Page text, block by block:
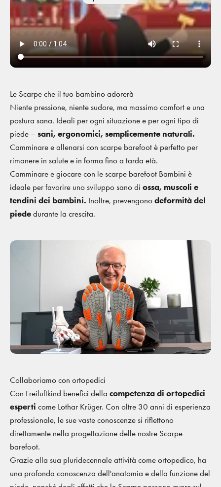
Le Scarpe che il tuo bambino adorerà
Niente pressione, niente sudore, ma massimo comfort e una
postura sana. Ideali per ogni situazione e per ogni tipo di
piede – sani, ergonomici, semplicemente naturali.
Camminare e allenarsi con scarpe barefoot è perfetto per
rimanere in salute e in forma fino a tarda età.
Camminare e giocare con le scarpe barefoot Bambini è
ideale per favorire uno sviluppo sano di ossa, muscoli e
tendini dei bambini. Inoltre, prevengono deformità del
piede durante la crescita.
Collaboriamo con ortopedici
Con Freiluftkind benefici della competenza di ortopedici
esperti come Lothar Krüger. Con oltre 30 anni di esperienza
professionale, le sue vaste conoscenze si riflettono
direttamente nella progettazione delle nostre Scarpe
barefoot.
Grazie alla sua pluridecennale attività come ortopedico, ha
una profonda conoscenza dell'anatomia e della funzione del